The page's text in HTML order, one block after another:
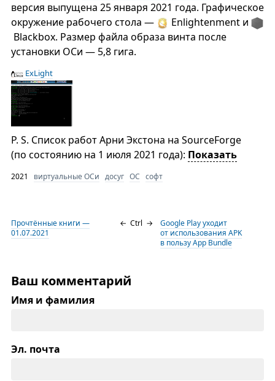
версия выпущена 25 января 2021 года. Графическое
окружение рабочего стола —
Enlightenment и
Blackbox. Размер файла образа винта после
установки ОСи — 5,8 гига.
ExLight
P. S. Список работ Арни Экстона на SourceForge
(по состоянию на 1 июля 2021 года): Показать
2021 виртуальные ОСи досуг ОС софт
Прочтённые книги —
01.07.2021
← Ctrl →
Google Play уходит
от использования APK
в пользу App Bundle
Ваш комментарий
Имя и фамилия
Эл. почта